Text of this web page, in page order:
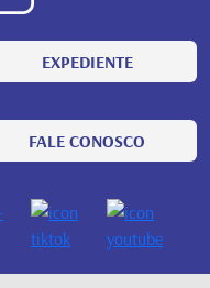
EXPEDIENTE
FALE CONOSCO